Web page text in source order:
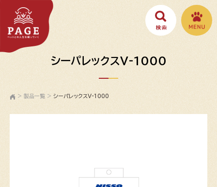
シーパレックスV-1000
> 製品一覧 > シーパレックスV-1000